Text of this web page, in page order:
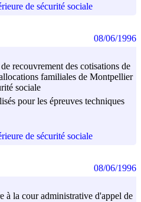
de sécurité sociale
recouvrement des cotisations de
familiales de Montpellier
sociale
pour les épreuves techniques
de sécurité sociale
08/06/1996
à la cour administrative d'appel de
08/06/1996